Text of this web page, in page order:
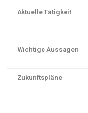
Aktuelle Tätigkeit
Wichtige Aussagen
Zukunftspläne